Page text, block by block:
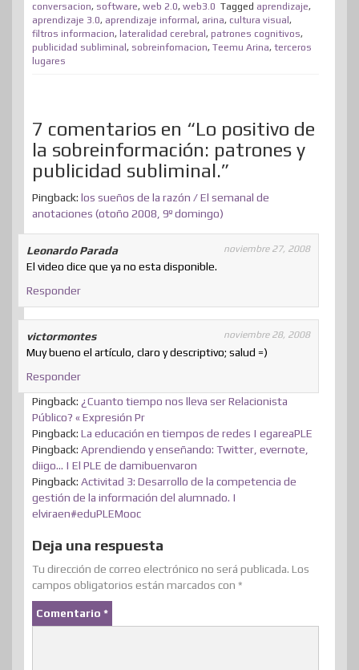
k
n
s
t
n
p
t
i
r
conversacion, software, web 2.0, web3.0 Tagged aprendizaje,
aprendizaje 3.0, aprendizaje informal, arina, cultura visual,
filtros informacion, lateralidad cerebral, patrones cognitivos,
publicidad subliminal, sobreinfomacion, Teemu Arina, terceros
lugares
7 comentarios en “Lo positivo de
la sobreinformación: patrones y
publicidad subliminal.”
Pingback: los sueños de la razón / El semanal de
anotaciones (otoño 2008, 9º domingo)
Leonardo Parada noviembre 27, 2008
El video dice que ya no esta disponible.
Responder
victormontes noviembre 28, 2008
Muy bueno el artículo, claro y descriptivo; salud =)
Responder
Pingback: ¿Cuanto tiempo nos lleva ser Relacionista
Público? « Expresión Pr
Pingback: La educación en tiempos de redes | egareaPLE
Pingback: Aprendiendo y enseñando: Twitter, evernote,
diigo… | El PLE de damibuenvaron
Pingback: Activitad 3: Desarrollo de la competencia de
gestión de la información del alumnado. |
elviraen#eduPLEMooc
Deja una respuesta
Tu dirección de correo electrónico no será publicada. Los
campos obligatorios están marcados con *
Comentario *